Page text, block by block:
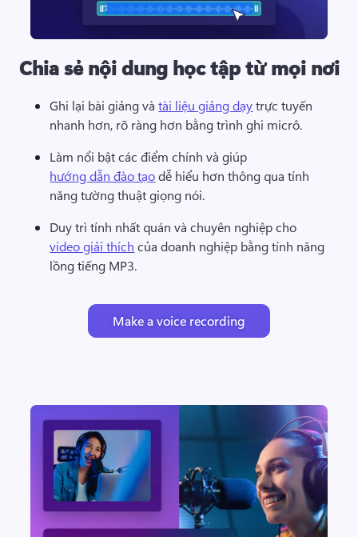
Chia sẻ nội dung học tập từ mọi nơi
Ghi lại bài giảng và tài liệu giảng dạy trực tuyến
nhanh hơn, rõ ràng hơn bằng trình ghi micrô.
Làm nổi bật các điểm chính và giúp
hướng dẫn đào tạo dễ hiểu hơn thông qua tính
năng tường thuật giọng nói.
Duy trì tính nhất quán và chuyên nghiệp cho
video giải thích của doanh nghiệp bằng tính năng
lồng tiếng MP3.
Make a voice recording